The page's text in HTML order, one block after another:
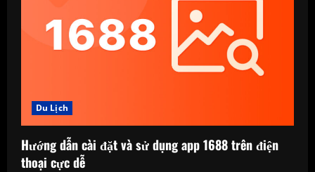
n Du Lịch
Hướng dẫn cài đặt và sử dụng app 1688 trên điện
thoại cực dễ